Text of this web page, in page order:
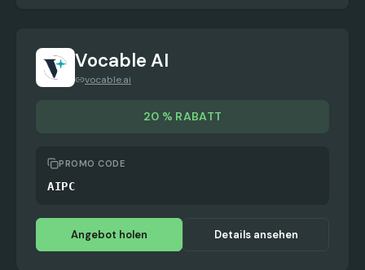
Vocable AI
vocable.ai
20 % RABATT
PROMO CODE
AIPC
Angebot holen Details ansehen